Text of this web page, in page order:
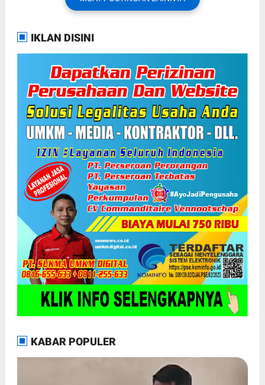
IKLAN DISINI
KABAR POPULER